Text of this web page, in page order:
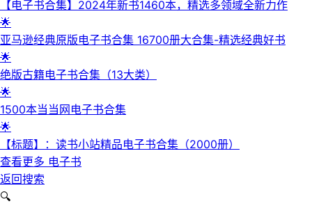
【电子书合集】2024年新书1460本，精选多领域全新力作
🌟
亚马逊经典原版电子书合集 16700册大合集-精选经典好书
🌟
绝版古籍电子书合集（13大类）
🌟
1500本当当网电子书合集
🌟
【标题】：读书小站精品电子书合集（2000册）
查看更多 电子书
返回搜索
🔍